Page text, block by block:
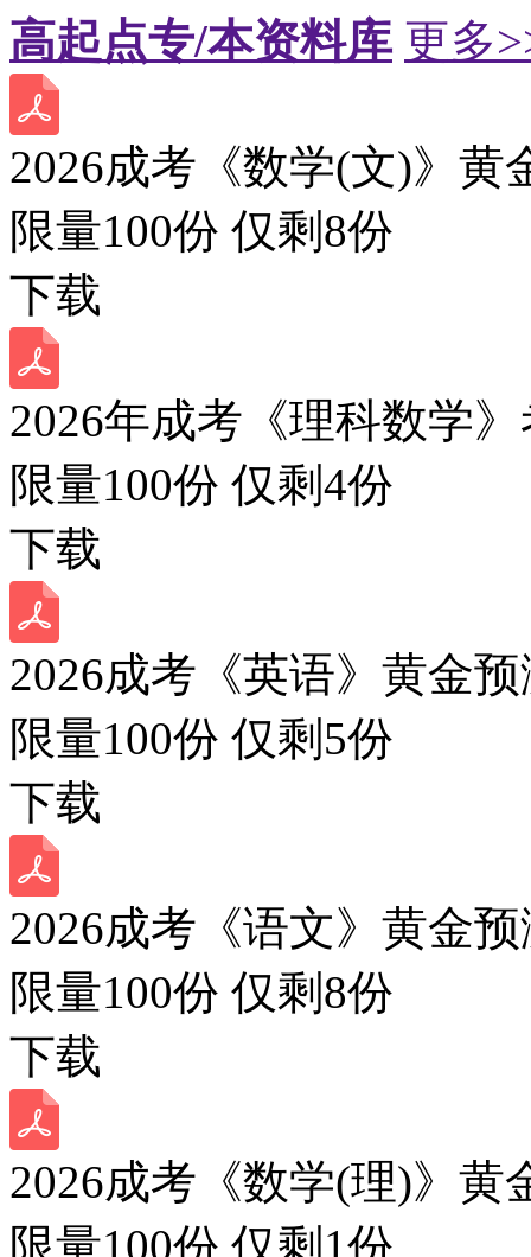
高起点专/本资料库 更多
2026成考《数学(文)》黄
限量100份 仅剩 8份
下载
2026年成考《理科数学
限量100份 仅剩4份
下载
2026成考《英语》黄金
限量100份 仅剩 5份
下载
2026成考《语文》黄金
限量100份 仅剩 8份
下载
2026成考《数学(理)》黄
限量100份 仅剩 1份